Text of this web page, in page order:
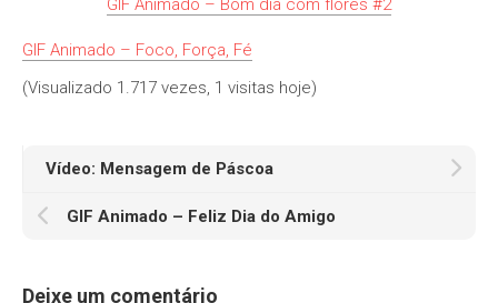
GIF Animado – Bom dia com flores #2
GIF Animado – Foco, Força, Fé
(Visualizado 1.717 vezes, 1 visitas hoje)
Vídeo: Mensagem de Páscoa
GIF Animado – Feliz Dia do Amigo
Deixe um comentário